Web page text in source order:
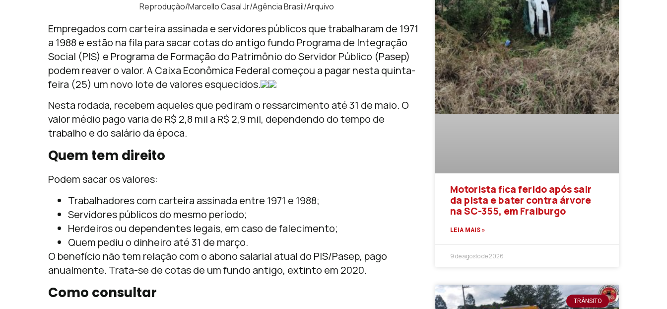
Reprodução/Marcello Casal Jr/Agência Brasil/Arquivo
Empregados com carteira assinada e servidores públicos que trabalharam de 1971
a 1988 e estão na fila para sacar cotas do antigo fundo Programa de Integração
Social (PIS) e Programa de Formação do Patrimônio do Servidor Público (Pasep)
podem reaver o valor. A Caixa Econômica Federal começou a pagar nesta quinta-
feira (25) um novo lote de valores esquecidos.
Nesta rodada, recebem aqueles que pediram o ressarcimento até 31 de maio. O
valor médio pago varia de R$ 2,8 mil a R$ 2,9 mil, dependendo do tempo de
trabalho e do salário da época.
Quem tem direito
Podem sacar os valores:
Trabalhadores com carteira assinada entre 1971 e 1988;
Servidores públicos do mesmo período;
Herdeiros ou dependentes legais, em caso de falecimento;
Quem pediu o dinheiro até 31 de março.
O benefício não tem relação com o abono salarial atual do PIS/Pasep, pago
anualmente. Trata-se de cotas de um fundo antigo, extinto em 2020.
Como consultar
Motorista fica ferido após sair
da pista e bater contra árvore
na SC-355, em Fraiburgo
LEIA MAIS »
9 de agosto de 2026
TRÂNSITO